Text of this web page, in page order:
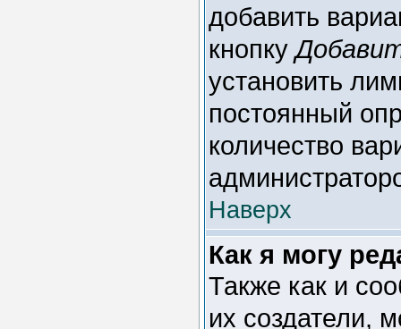
добавить
кнопку
установить
постоянный
количество
Наверх
Как я могу
Также как и
их создатели,